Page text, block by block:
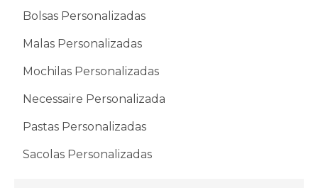
Bolsas Personalizadas
Malas Personalizadas
Mochilas Personalizadas
Necessaire Personalizada
Pastas Personalizadas
Sacolas Personalizadas